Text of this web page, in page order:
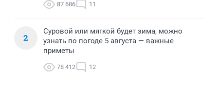
87 686 11
2
Суровой или мягкой будет зима, можно
узнать по погоде 5 августа — важные
приметы
78 412 12